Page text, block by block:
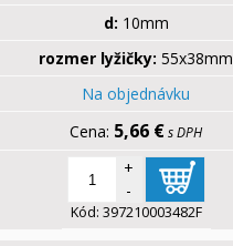
d: 10mm
rozmer lyžičky: 55x38mm
Na objednávku
5,66 €s DPH
+
-
Kód: 397210003482F